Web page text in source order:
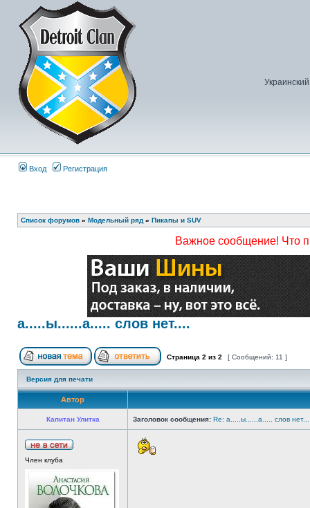
Вход Регистрация
Список форумов » Модельный ряд » Пикапы и SUV
Важное сообщение! Что
a.....ы......а..... слов нет....
Страница 2 из 2 [ Сообщений: 11 ]
Версия для печати
Автор
Капитан Улитка Заголовок сообщения: Re: a.....ы......а..... слов
Член клуба